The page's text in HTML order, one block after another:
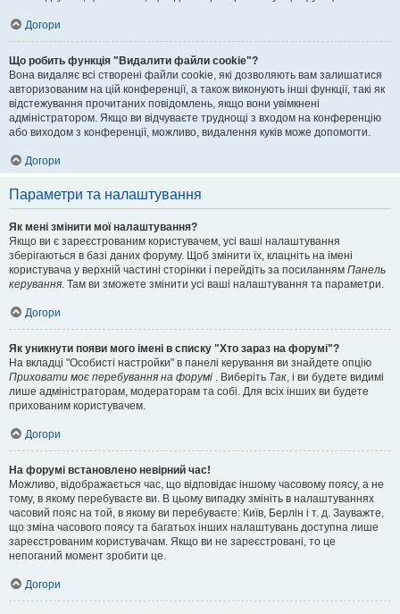
Догори
Що робить функція "Видалити файли cookie"?
Вона видаляє всі створені файли cookie, які дозволяють вам залишатися
авторизованим на цій конференції, а також виконують інші функції, такі як
відстежування прочитаних повідомлень, якщо вони увімкнені
адміністратором. Якщо ви відчуваєте труднощі з входом на конференцію
або виходом з конференції, можливо, видалення куків може допомогти.
Догори
Параметри та налаштування
Як мені змінити мої налаштування?
Якщо ви є зареєстрованим користувачем, усі ваші налаштування
зберігаються в базі даних форуму. Щоб змінити їх, клацніть на імені
користувача у верхній частині сторінки і перейдіть за посиланням Панель
керування. Там ви зможете змінити усі ваші налаштування та параметри.
Догори
Як уникнути появи мого імені в списку "Хто зараз на форумі"?
На вкладці "Особисті настройки" в панелі керування ви знайдете опцію
Приховати моє перебування на форумі . Виберіть Так, і ви будете видимі
лише адміністраторам, модераторам та собі. Для всіх інших ви будете
прихованим користувачем.
Догори
На форумі встановлено невірний час!
Можливо, відображається час, що відповідає іншому часовому поясу, а не
тому, в якому перебуваєте ви. В цьому випадку змініть в налаштуваннях
часовий пояс на той, в якому ви перебуваєте: Київ, Берлін і т. д. Зауважте,
що зміна часового поясу та багатьох інших налаштувань доступна лише
зареєстрованим користувачам. Якщо ви не зареєстровані, то це
непоганий момент зробити це.
Догори